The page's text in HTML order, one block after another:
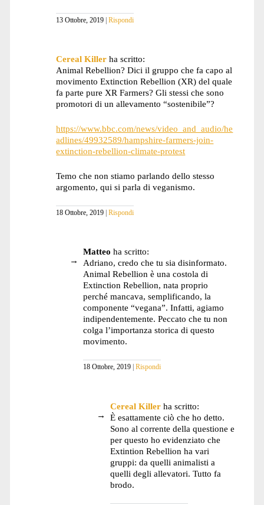
13 Ottobre, 2019 Rispondi
Cereal Killer ha scritto:
Animal Rebellion? Dici il gruppo che fa capo al
movimento Extinction Rebellion (XR) del quale
fa parte pure XR Farmers? Gli stessi che sono
promotori di un allevamento “sostenibile”?
https://www.bbc.com/news/video_and_audio/he
adlines/49932589/hampshire-farmers-join-
extinction-rebellion-climate-protest
Temo che non stiamo parlando dello stesso
argomento, qui si parla di veganismo.
18 Ottobre, 2019 Rispondi
Matteo ha scritto:
Adriano, credo che tu sia disinformato.
Animal Rebellion è una costola di
Extinction Rebellion, nata proprio
perché mancava, semplificando, la
componente “vegana”. Infatti, agiamo
indipendentemente. Peccato che tu non
colga l’importanza storica di questo
movimento.
18 Ottobre, 2019 Rispondi
Cereal Killer ha scritto:
È esattamente ciò che ho detto.
Sono al corrente della questione e
per questo ho evidenziato che
Extintion Rebellion ha vari
gruppi: da quelli animalisti a
quelli degli allevatori. Tutto fa
brodo.